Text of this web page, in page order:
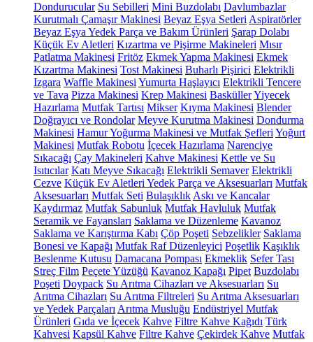
Dondurucular Su Sebilleri Mini Buzdolabı Davlumbazlar
Kurutmalı Çamaşır Makinesi Beyaz Eşya Setleri Aspiratörler
Beyaz Eşya Yedek Parça ve Bakım Ürünleri Şarap Dolabı
Küçük Ev Aletleri Kızartma ve Pişirme Makineleri Mısır
Patlatma Makinesi Fritöz Ekmek Yapma Makinesi Ekmek
Kızartma Makinesi Tost Makinesi Buharlı Pişirici Elektrikli
Izgara Waffle Makinesi Yumurta Haşlayıcı Elektrikli Tencere
ve Tava Pizza Makinesi Krep Makinesi BasküllerYiyecek
Hazırlama Mutfak Tartısı Mikser Kıyma Makinesi Blender
Doğrayıcı ve Rondolar Meyve Kurutma Makinesi Dondurma
Makinesi Hamur Yoğurma Makinesi ve Mutfak Şefleri Yoğurt
Makinesi Mutfak Robotu İçecek Hazırlama Narenciye
Sıkacağı Çay Makineleri Kahve Makinesi Kettle ve Su
Isıtıcılar Katı Meyve Sıkacağı Elektrikli Semaver Elektrikli
Cezve Küçük Ev Aletleri Yedek Parça ve Aksesuarları Mutfak
Aksesuarları Mutfak Seti Bulaşıklık Askı ve Kancalar
Kaydırmaz Mutfak Sabunluk Mutfak Havluluk Mutfak
Seramik ve Fayansları Saklama ve Düzenleme Kavanoz
Saklama ve Karıştırma Kabı Çöp Poşeti Sebzelikler Saklama
Bonesi ve Kapağı Mutfak Raf Düzenleyici Poşetlik Kaşıklık
Beslenme Kutusu Damacana Pompası Ekmeklik Sefer Tası
Streç Film Peçete Yüzüğü Kavanoz Kapağı Pipet Buzdolabı
Poşeti Doypack Su Arıtma Cihazları ve Aksesuarları Su
Arıtma Cihazları Su Arıtma Filtreleri Su Arıtma Aksesuarları
ve Yedek Parçaları Arıtma Musluğu Endüstriyel Mutfak
Ürünleri Gıda ve İçecek Kahve Filtre Kahve Kağıdı Türk
Kahvesi Kapsül Kahve Filtre Kahve Çekirdek Kahve Mutfak